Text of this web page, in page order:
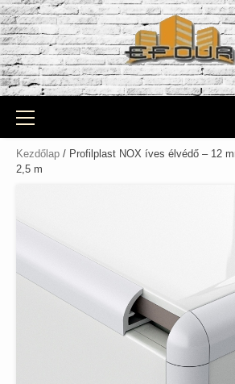
Skip
to
content
Primary
Menu
Kezdőlap / Profilplast NOX íves élvédő – 12
2,5 m